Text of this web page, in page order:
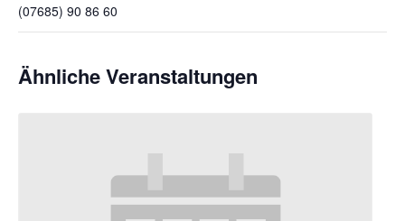
(07685) 90 86 60
Ähnliche Veranstaltungen